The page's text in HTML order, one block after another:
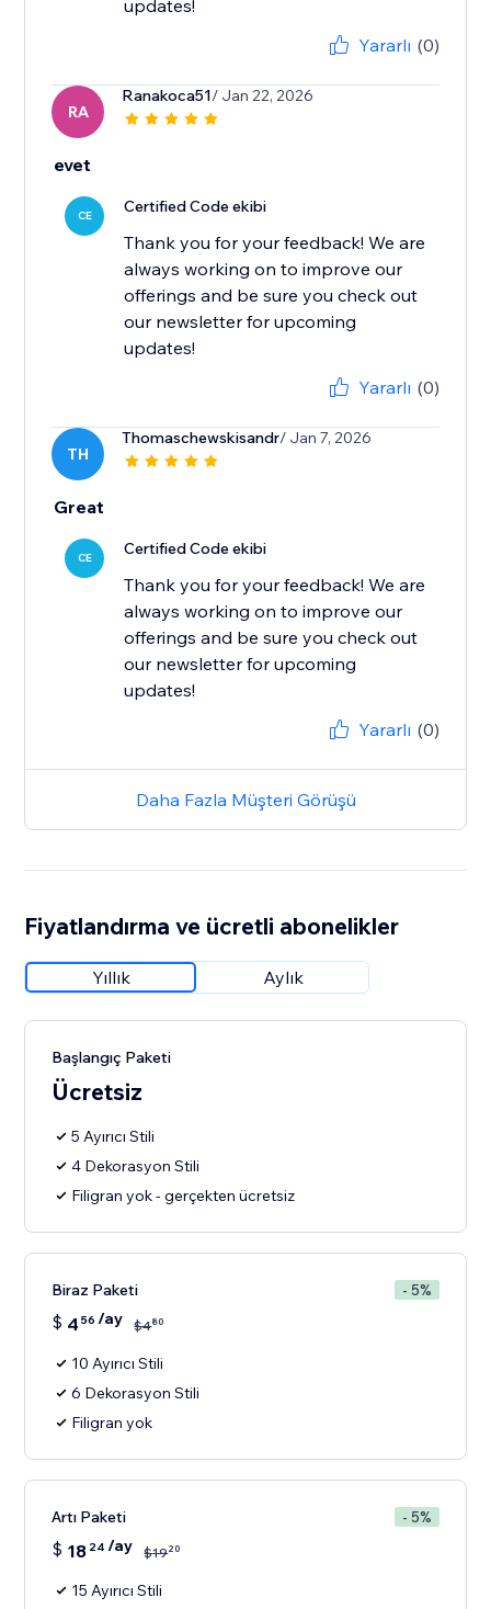
updates!
Yararlı (0)
RA
Ranakoca51/ Jan 22, 2026
evet
CE Certified Code ekibi
Thank you for your feedback! We are
always working on to improve our
offerings and be sure you check out
our newsletter for upcoming
updates!
Yararlı (0)
TH
Thomaschewskisandr/ Jan 7, 2026
Great
CE Certified Code ekibi
Thank you for your feedback! We are
always working on to improve our
offerings and be sure you check out
our newsletter for upcoming
updates!
Yararlı (0)
Daha Fazla Müşteri Görüşü
Fiyatlandırma ve ücretli abonelikler
Yıllık Aylık
Başlangıç Paketi
Ücretsiz
5 Ayırıcı Stili
4 Dekorasyon Stili
Filigran yok - gerçekten ücretsiz
Biraz Paketi - 5%
$ 4 56 /ay $480
10 Ayırıcı Stili
6 Dekorasyon Stili
Filigran yok
Artı Paketi - 5%
$ 18 24 /ay $1920
15 Ayırıcı Stili